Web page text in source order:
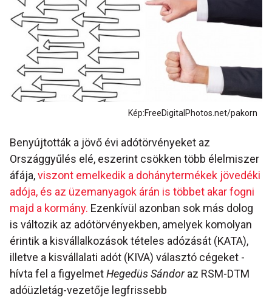
Kép:FreeDigitalPhotos.net/pakorn
Benyújtották a jövő évi adótörvényeket az
Országgyűlés elé, eszerint csökken több élelmiszer
áfája,viszont emelkedik a dohánytermékek jövedéki
adója, és az üzemanyagok árán is többet akar fogni
majd a kormány. Ezenkívül azonban sok más dolog
is változik az adótörvényekben, amelyek komolyan
érintik a kisvállalkozások tételes adózását (KATA),
illetve a kisvállalati adót (KIVA) választó cégeket -
hívta fel a figyelmetHegedüs Sándoraz RSM-DTM
adóüzletág-vezetője legfrissebb